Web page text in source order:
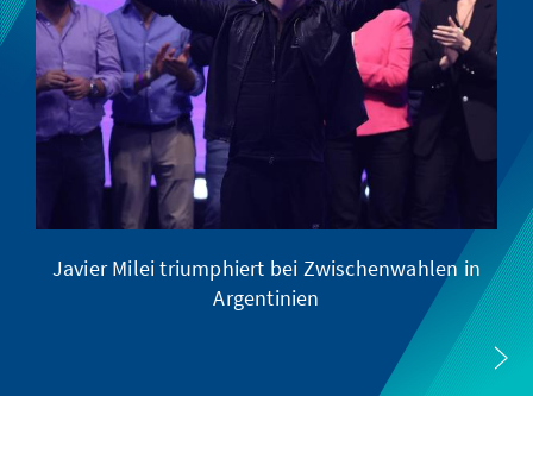
Javier Milei triumphiert bei Zwischenwahlen in
Argentinien